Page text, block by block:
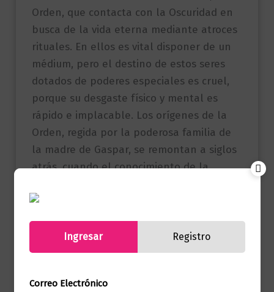
Orden, que contacta con la Oscuridad en
busca de la vida eterna mediante atroces
rituales. En ellos es vital disponer de un
médium, pero el destino de estos seres
dotados de poderes especiales es cruel,
porque su desgaste físico y mental es
rápido e implacable. Los orígenes de la
Orden, regida por la poderosa familia de
la madre de Gaspar, se remontan a siglos
atrás, cuando el conocimiento de la
a Inglaterra y desde allí se extendió hasta
Argentina.
Referencia
Ingresar Registro
Correo Electrónico